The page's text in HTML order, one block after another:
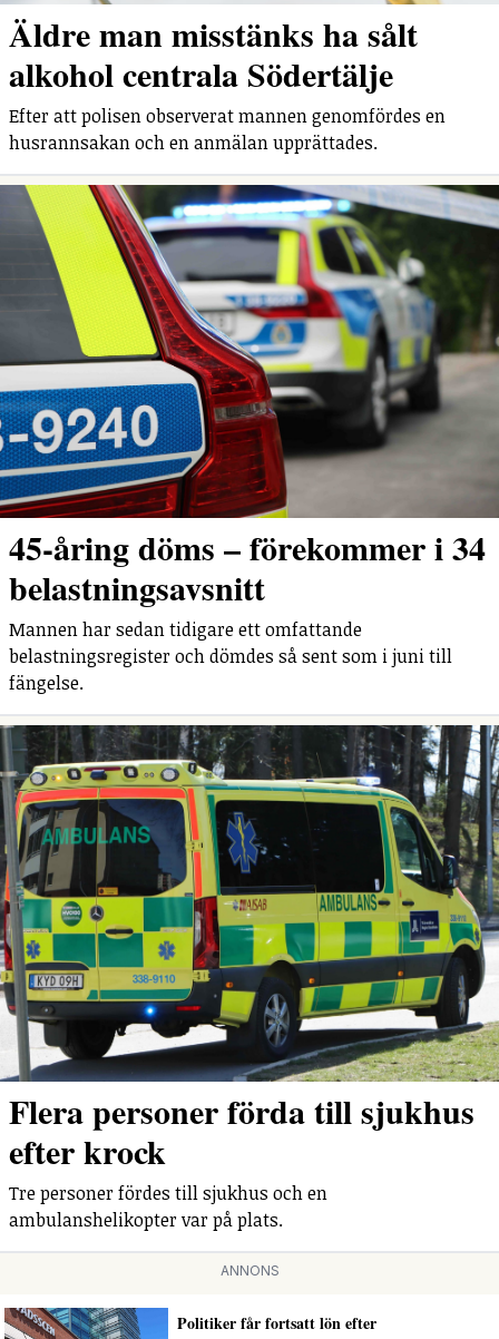
Äldre man misstänks ha sålt
alkohol centrala Södertälje
Efter att polisen observerat mannen genomfördes en
husrannsakan och en anmälan upprättades.
45-åring döms – förekommer i 34
belastningsavsnitt
Mannen har sedan tidigare ett omfattande
belastningsregister och dömdes så sent som i juni till
fängelse.
Flera personer förda till sjukhus
efter krock
Tre personer fördes till sjukhus och en
ambulanshelikopter var på plats.
ANNONS
Politiker får fortsatt lön efter